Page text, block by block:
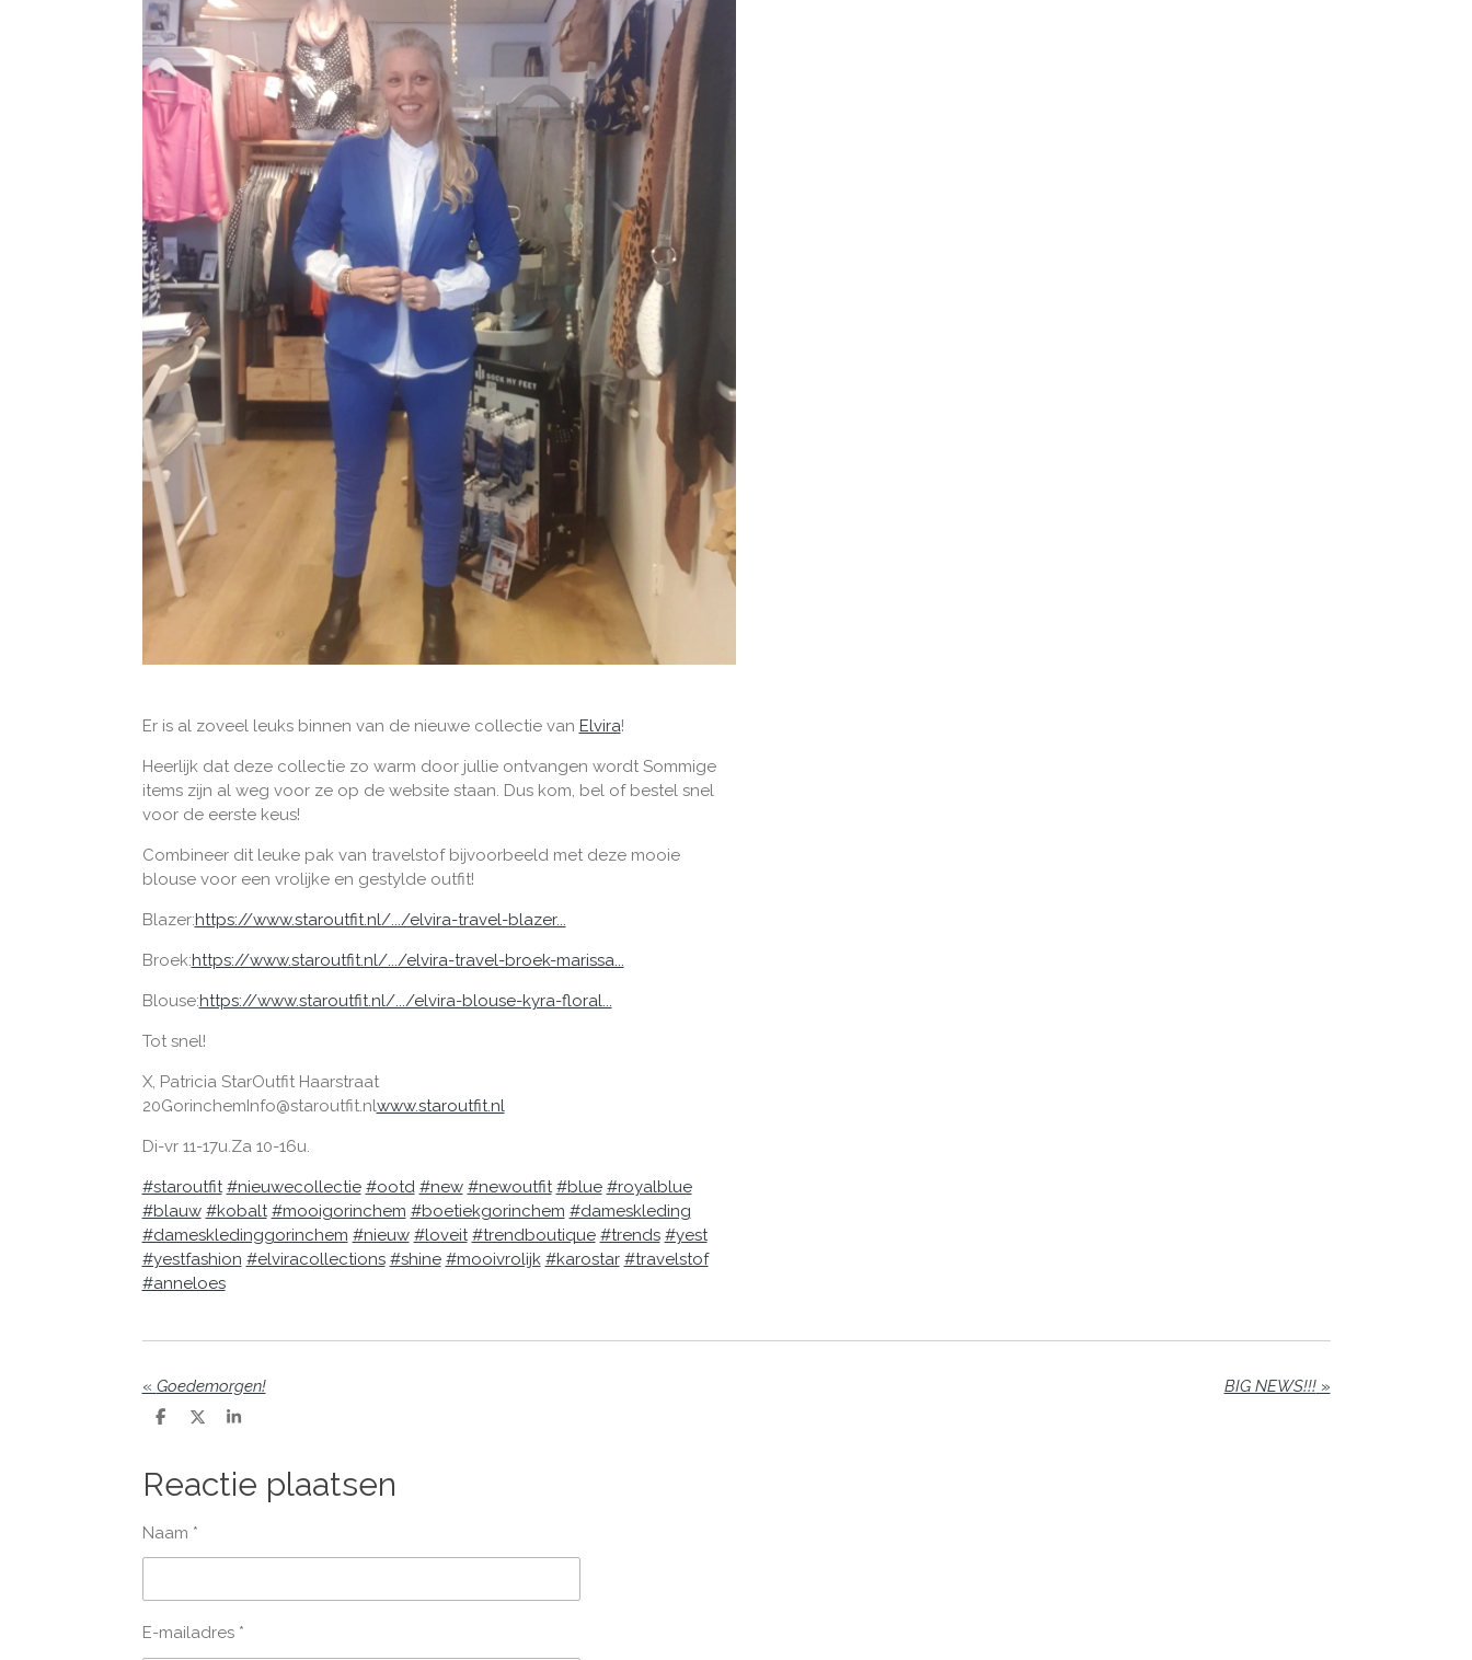
Er is al zoveel leuks binnen van de nieuwe collectie van Elvira!
Heerlijk dat deze collectie zo warm door jullie ontvangen wordt Sommige
items zijn al weg voor ze op de website staan. Dus kom, bel of bestel snel
voor de eerste keus!
Combineer dit leuke pak van travelstof bijvoorbeeld met deze mooie
blouse voor een vrolijke en gestylde outfit!
Blazer:https://www.staroutfit.nl/.../elvira-travel-blazer...
Broek:https://www.staroutfit.nl/.../elvira-travel-broek-marissa...
Blouse:https://www.staroutfit.nl/.../elvira-blouse-kyra-floral...
Tot snel!
X, Patricia StarOutfit Haarstraat
20GorinchemInfo@staroutfit.nlwww.staroutfit.nl
Di-vr 11-17u.Za 10-16u.
#staroutfit #nieuwecollectie #ootd #new #newoutfit #blue #royalblue
#blauw #kobalt #mooigorinchem #boetiekgorinchem #dameskleding
#dameskledinggorinchem #nieuw #loveit #trendboutique #trends #yest
#yestfashion #elviracollections #shine #mooivrolijk #karostar #travelstof
#anneloes
« Goedemorgen! BIG NEWS!!!»
D
e
n
D
S
r
e
Reactie plaatsen
Naam *
E-mailadres *